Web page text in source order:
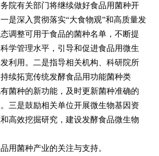
院有关部门将继续做好食品用菌种开
是深入贯彻落实“大食物观”和高质量发
调整可用于食品的菌种名单，不断提
学管理水平，引导和促进食品用微生
利用。二是指导相关机构、科研院所
续拓宽传统发酵食品用功能菌种类
菌种的新功能，及时更新菌种准确的
三是鼓励相关单位开展微生物基因资
高效挖掘研究，建设发酵食品微生物
用菌种产业的关注与支持。